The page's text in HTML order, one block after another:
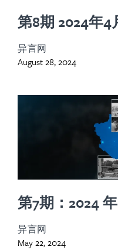
第8期 2024年4
异言网
August 28, 2024
第7期：2024
异言网
May 22, 2024